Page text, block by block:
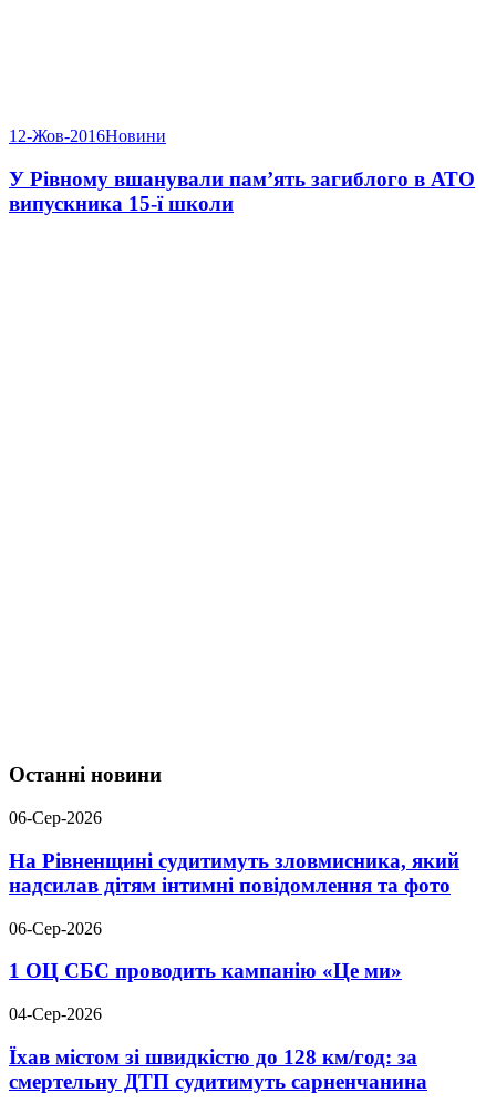
12-Жов-2016Новини
У Рівному вшанували пам’ять загиблого в АТО
випускника 15-ї школи
Останні новини
06-Сер-2026
На Рівненщині судитимуть зловмисника, який
надсилав дітям інтимні повідомлення та фото
06-Сер-2026
1 ОЦ СБС проводить кампанію «Це ми»
04-Сер-2026
Їхав містом зі швидкістю до 128 км/год: за
смертельну ДТП судитимуть сарненчанина